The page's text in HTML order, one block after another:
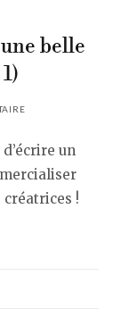
belle
un
créatrices !